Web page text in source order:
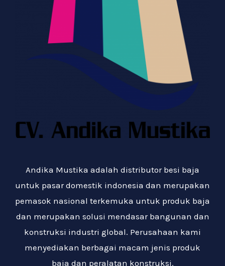
Andika Mustika adalah distributor besi baja
untuk pasar domestik indonesia dan merupakan
pemasok nasional terkemuka untuk produk baja
dan merupakan solusi mendasar bangunan dan
konstruksi industri global. Perusahaan kami
menyediakan berbagai macam jenis produk
baja dan peralatan konstruksi.